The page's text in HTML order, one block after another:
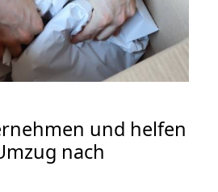
und helfen
nach